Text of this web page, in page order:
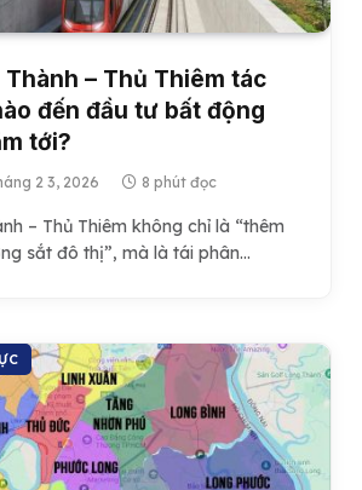
– Thủ Thiêm tác
đến đầu tư bất động
tới?
2 3, 2026 8 phút đọc
– Thủ Thiêm không chỉ là “thêm
sắt đô thị”, mà là tái phân…